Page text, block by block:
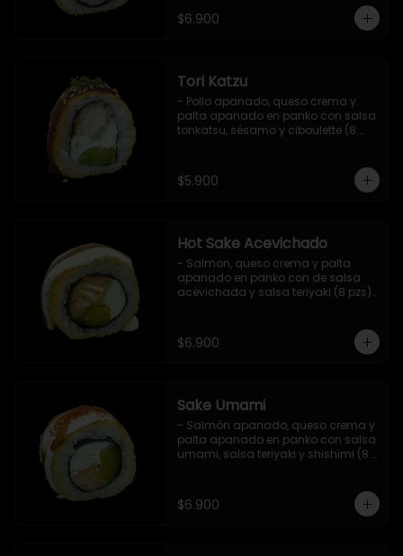
$6.900
Tori Katzu
- Pollo apanado, queso crema y
palta apanado en panko con salsa
tonkatsu, sésamo y ciboulette (8
$5.900
Hot Sake Acevichado
- Salmon, queso crema y palta
apanado en panko con de salsa
acevichada y salsa teriyaki (8 pzs).
$6.900
Sake Umami
- Salmón apanado, queso crema y
palta apanado en panko con salsa
umami, salsa teriyaki y shishimi (8
$6.900